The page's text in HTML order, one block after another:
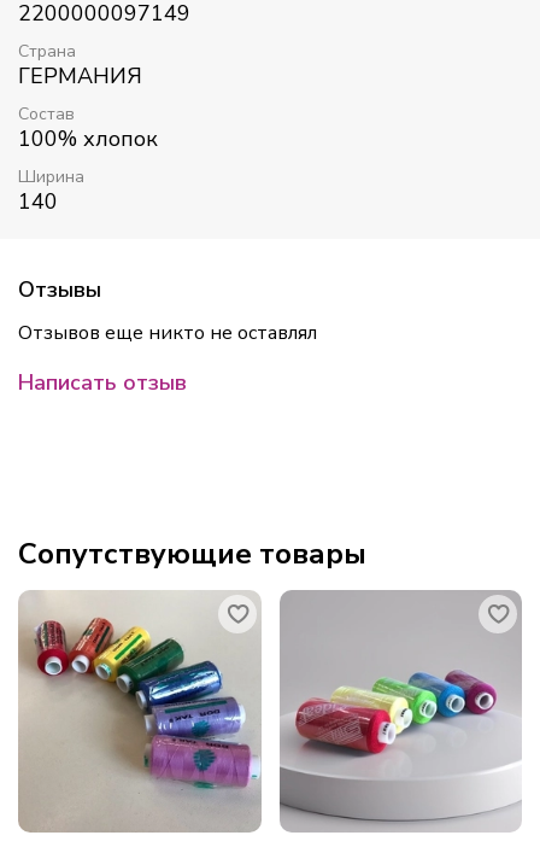
2200000097149
Страна
ГЕРМАНИЯ
Состав
100% хлопок
Ширина
140
Отзывы
Отзывов еще никто не оставлял
Написать отзыв
Сопутствующие товары